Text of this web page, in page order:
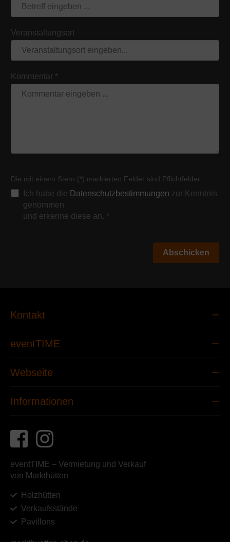
Veranstaltungsort
Kommentar *
Die mit einem Stern (*) markierten Felder sind Pflichtfelder.
Ich habe die Datenschutzbestimmungen zur Kenntnis
genommen
und erkenne diese an. *
Abschicken
Kontakt
eventTIME
Webseite
Informationen
eventTIME – Vermietung und Verkauf
von Markthütten
Holzhütten
Verkaufsstände
Pavillons